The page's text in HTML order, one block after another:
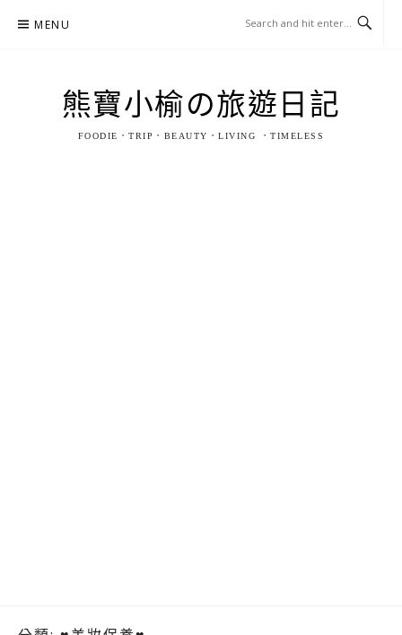
MENU
熊寶小榆の旅遊日記
FOODIE．TRIP．BEAUTY．LIVING ．TIMELESS